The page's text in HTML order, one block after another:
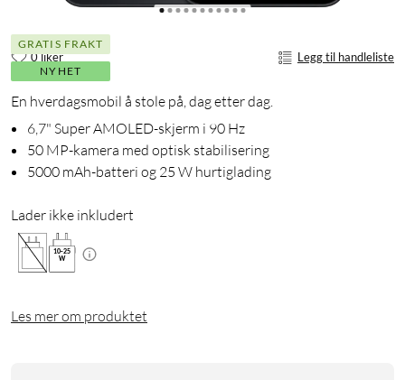
GRATIS FRAKT
NYHET
0 liker Legg til handleliste
En hverdagsmobil å stole på, dag etter dag.
6,7" Super AMOLED-skjerm i 90 Hz
50 MP-kamera med optisk stabilisering
5000 mAh-batteri og 25 W hurtiglading
Lader ikke inkludert
10-25
W
Les mer om produktet